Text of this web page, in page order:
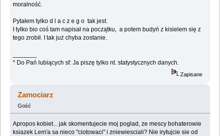
moralność.
Pytałem tylko d l a c z e g o tak jest.
I tylko bio coś tam napisał na początku, a potem budyń z kisielem się z
tego zrobił. I tak już chyba zostanie.
* Do Pań lubiących sf: Ja piszę tylko nt. statystycznych danych.
Zapisane
Zamociarz
Gość
Apropos kobiet... jak skomentujecie moj poglad, ze mescy bohaterowie
ksiazek Lem'a sa nieco "ciotowaci" i zniewiesciali? Nie irytujcie sie od